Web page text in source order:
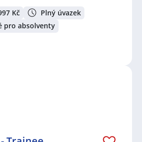
Kč
Plný úvazek
pro absolventy